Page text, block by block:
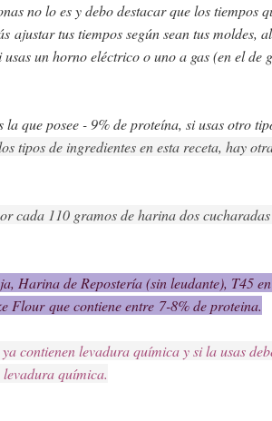
no lo es y debo destacar que los tiempos
ajustar tus tiempos según sean tus moldes,
un horno eléctrico o uno a gas (en el de
que posee - 9% de proteína, si usas otro
tipos de ingredientes en esta receta, hay
cada 110 gramos de harina dos
Harina de Repostería (sin leudante), T45
Flour que contiene entre 7-8% de proteina.
contienen levadura química y si la usas
química.